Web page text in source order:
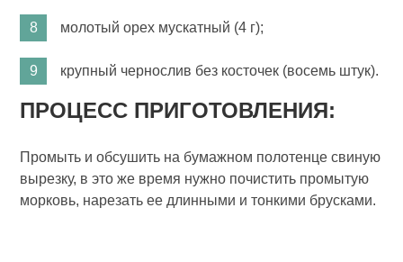
молотый орех мускатный (4 г);
крупный чернослив без косточек (восемь штук).
ПРОЦЕСС ПРИГОТОВЛЕНИЯ:
Промыть и обсушить на бумажном полотенце свиную
вырезку, в это же время нужно почистить промытую
морковь, нарезать ее длинными и тонкими брусками.